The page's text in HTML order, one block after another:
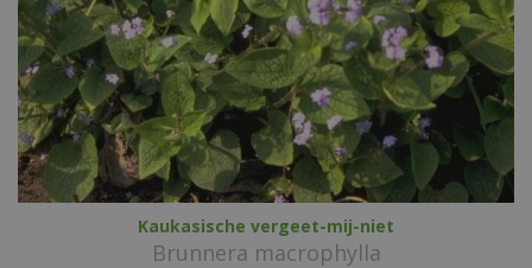
Kaukasische vergeet-mij-niet
Brunnera macrophylla